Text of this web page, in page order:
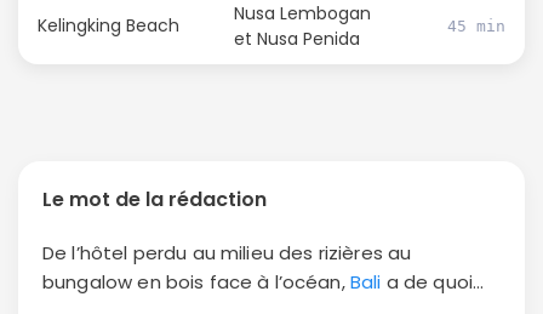
Kelingking Beach
Nusa Lembogan
et Nusa Penida
45 min
Le mot de la rédaction
De l’hôtel perdu au milieu des rizières au
bungalow en bois face à l’océan,Bali a de quoi